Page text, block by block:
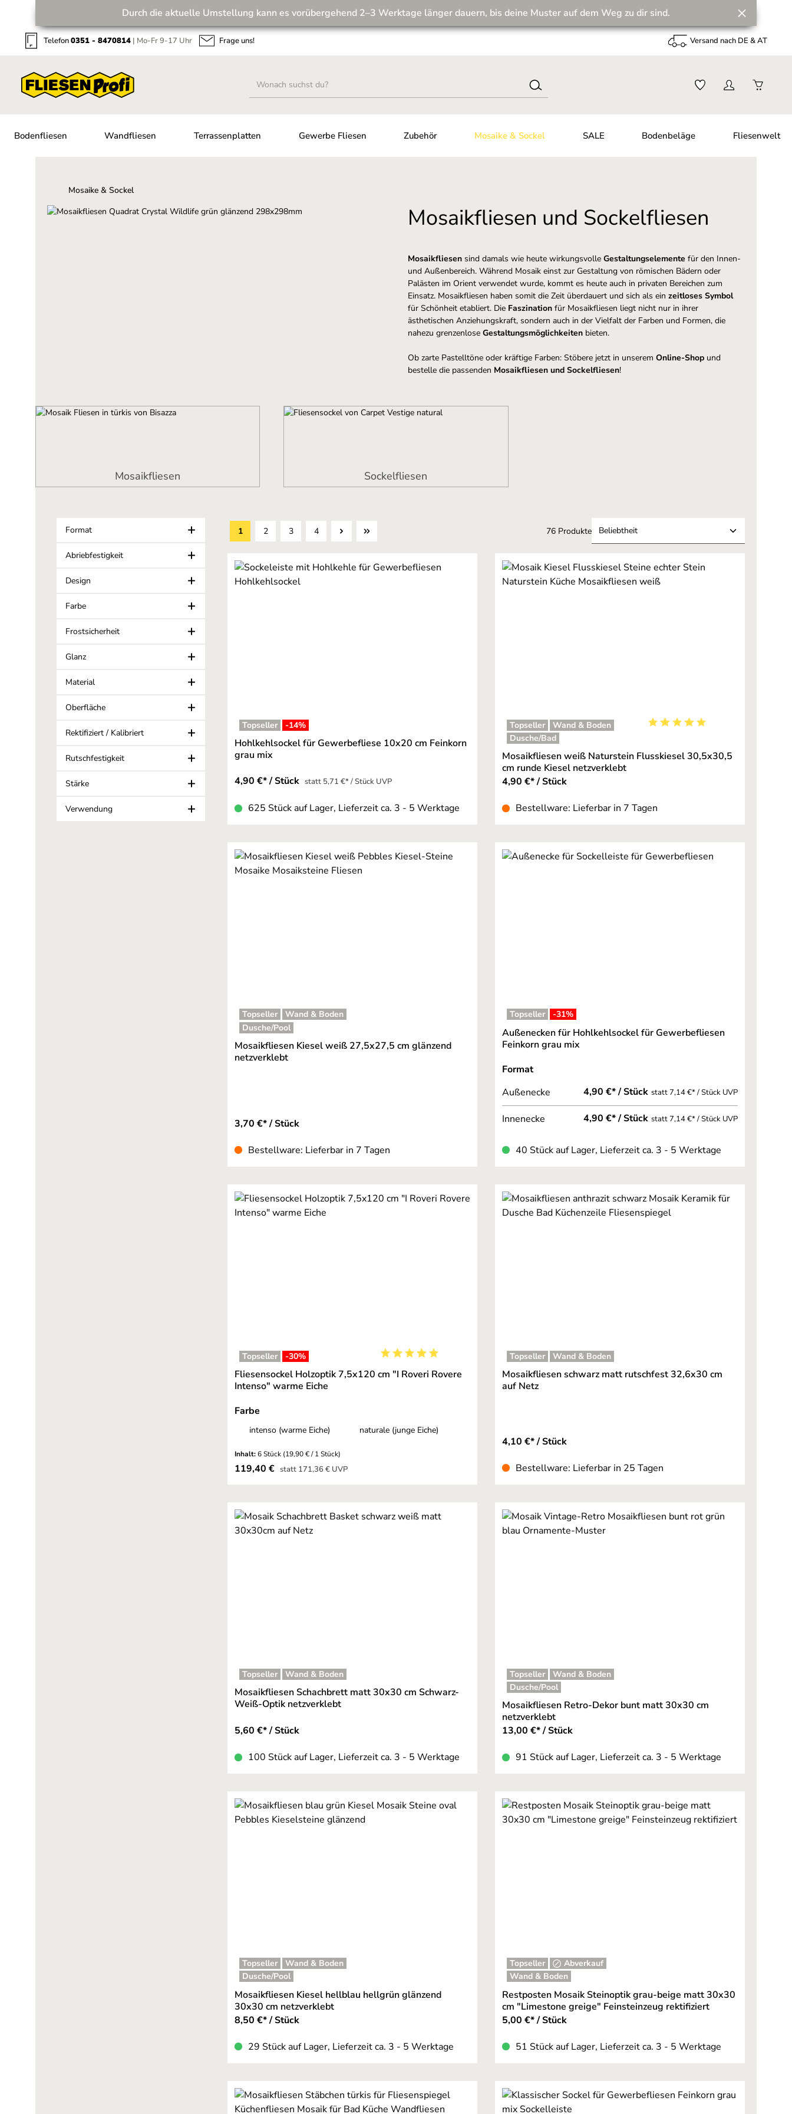
Zur Hauptnavigation springen
Wir machen unseren Musterversand fit für die Zukunft! 💪
Durch die aktuelle Umstellung kann es vorübergehend 2–3 Werktage länger dauern, bis deine Muster auf dem Weg zu dir sind.
Telefon0351 - 8470814 | Mo-Fr 9-17 Uhr Frage uns! Versand nach DE & AT
Bodenfliesen Wandfliesen Terrassenplatten Gewerbe Fliesen Zubehör Mosaike & Sockel SALE Bodenbeläge Fliesenwelt
Mosaike & Sockel
Mosaikfliesen und Sockelfliesen
Mosaikfliesen sind damals wie heute wirkungsvolle Gestaltungselemente für den Innen-
und Außenbereich. Während Mosaik einst zur Gestaltung von römischen Bädern oder
Palästen im Orient verwendet wurde, kommt es heute auch in privaten Bereichen zum
Einsatz. Mosaikfliesen haben somit die Zeit überdauert und sich als ein zeitloses Symbol
für Schönheit etabliert. Die Faszination für Mosaikfliesen liegt nicht nur in ihrer
ästhetischen Anziehungskraft, sondern auch in der Vielfalt der Farben und Formen, die
nahezu grenzenlose Gestaltungsmöglichkeiten bieten.
Ob zarte Pastelltöne oder kräftige Farben: Stöbere jetzt in unserem Online-Shop und
bestelle die passenden Mosaikfliesen und Sockelfliesen!
Mosaikfliesen Sockelfliesen
Format
Abriebfestigkeit
Design
Farbe
Frostsicherheit
Glanz
Material
Oberfläche
Rektifiziert / Kalibriert
Rutschfestigkeit
Stärke
Verwendung
Seite
1 Seite
2 Seite
3 Seite
4 76 Produkte
Topseller -14%
Hohlkehlsockel für Gewerbefliese 10x20 cm Feinkorn
grau mix
4,90 €* / Stück statt 5,71 €* / Stück UVP
625 Stück auf Lager, Lieferzeit ca. 3 - 5 Werktage
Topseller
Wand & Boden
Dusche/Bad
Mosaikfliesen weiß Naturstein Flusskiesel 30,5x30,5
cm runde Kiesel netzverklebt
4,90 €* / Stück
Bestellware: Lieferbar in 7 Tagen
Topseller
Wand & Boden
Dusche/Pool
Mosaikfliesen Kiesel weiß 27,5x27,5 cm glänzend
netzverklebt
3,70 €* / Stück
Bestellware: Lieferbar in 7 Tagen
Topseller -31%
Außenecken für Hohlkehlsockel für Gewerbefliesen
Feinkorn grau mix
Formatauswählen
Außenecke
4,90 €* / Stück statt 7,14 €* / Stück UVP
Innenecke 4,90 €* / Stück statt 7,14 €* / Stück UVP
40 Stück auf Lager, Lieferzeit ca. 3 - 5 Werktage
Topseller -30%
Durchschnittliche Bewertung von 5 von 5 Sternen
Fliesensockel Holzoptik 7,5x120 cm "I Roveri Rovere
Intenso" warme Eiche
Farbe
intenso (warme Eiche) naturale (junge Eiche)
Inhalt:6 Stück (19,90 € / 1 Stück)
Verkaufspreis:
119,40 € statt Regulärer Preis:
171,36 € UVP
Topseller Wand & Boden
Mosaikfliesen schwarz matt rutschfest 32,6x30 cm
auf Netz
4,10 €* / Stück
Bestellware: Lieferbar in 25 Tagen
Topseller Wand & Boden
Mosaikfliesen Schachbrett matt 30x30 cm Schwarz-
Weiß-Optik netzverklebt
5,60 €* / Stück
100 Stück auf Lager, Lieferzeit ca. 3 - 5 Werktage
Topseller
Wand & Boden
Dusche/Pool
Mosaikfliesen Retro-Dekor bunt matt 30x30 cm
netzverklebt
13,00 €* / Stück
91 Stück auf Lager, Lieferzeit ca. 3 - 5 Werktage
Topseller
Wand & Boden
Dusche/Pool
Mosaikfliesen Kiesel hellblau hellgrün glänzend
30x30 cm netzverklebt
8,50 €* / Stück
29 Stück auf Lager, Lieferzeit ca. 3 - 5 Werktage
Topseller
Abverkauf
Wand & Boden
Restposten Mosaik Steinoptik grau-beige matt 30x30
cm "Limestone greige" Feinsteinzeug rektifiziert
5,00 €* / Stück
51 Stück auf Lager, Lieferzeit ca. 3 - 5 Werktage